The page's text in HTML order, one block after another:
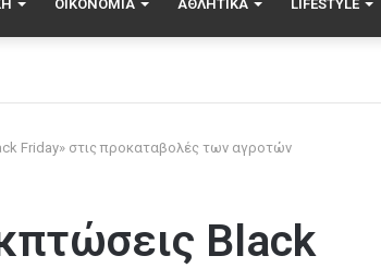
ΟΙΚΟΝΟΜΊΑ ΑΘΛΗΤΙΚΆ LIFESTYLE
Friday» στις προκαταβολές των αγροτών
Black